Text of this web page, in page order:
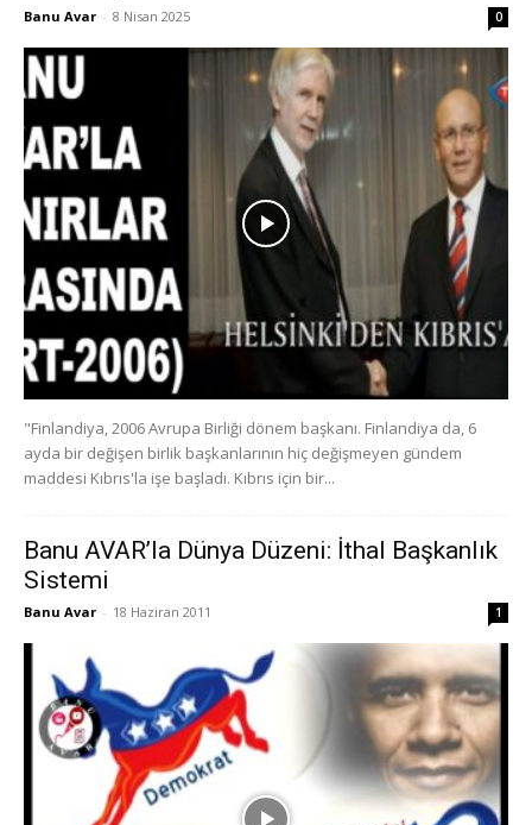
Banu Avar - 8 Nisan 2025 0
"Finlandiya, 2006 Avrupa Birliği dönem başkanı. Finlandiya da, 6
ayda bir değişen birlik başkanlarının hiç değişmeyen gündem
maddesi Kıbrıs'la işe başladı. Kıbrıs için bir...
Banu AVAR’la Dünya Düzeni: İthal Başkanlık
Sistemi
Banu Avar - 18 Haziran 2011 1